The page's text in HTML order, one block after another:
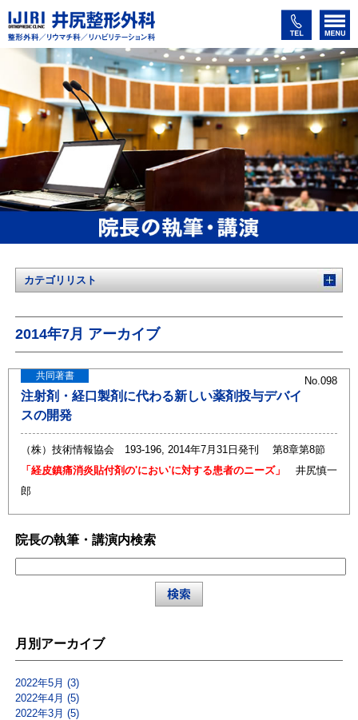
カテゴリリスト
2014年7月 アーカイブ
共同著書 No.098
注射剤・経口製剤に代わる新しい薬剤投与デバイ
スの開発
（株）技術情報協会 193-196, 2014年7月31日発刊 第8章第8節
「経皮鎮痛消炎貼付剤の'におい'に対する患者のニーズ」
井尻慎一
郎
院長の執筆・講演内検索
月別アーカイブ
2022年5月 (3)
2022年4月 (5)
2022年3月 (5)